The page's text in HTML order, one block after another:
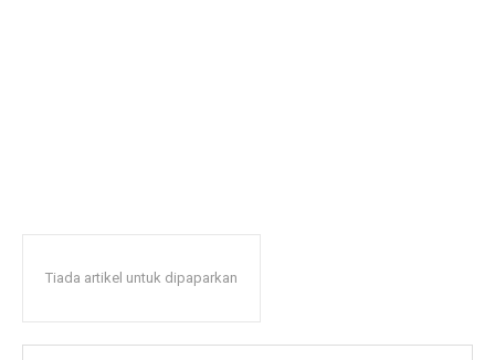
Tiada artikel untuk dipaparkan